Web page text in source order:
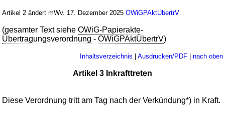
Artikel 2 ändert mWv. 17. Dezember 2025OWiGPAktÜbertrV
(gesamter Text sieheOWiG-Papierakte-
Übertragungsverordnung -OWiGPAktÜbertrV)
Inhaltsverzeichnis | Ausdrucken/PDF| nach oben
Artikel 3 Inkrafttreten
Diese Verordnung tritt am Tag nach der Verkündung*) in Kraft.